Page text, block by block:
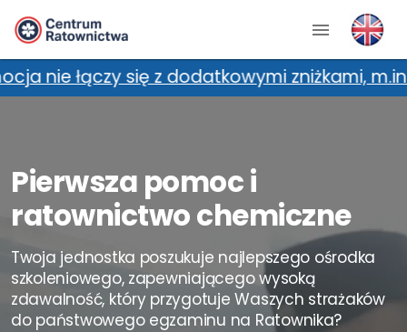
m.in. kartami zniżkowymi oraz promocją dla
Pierwsza pomoc i
ratownictwo chemiczne
Twoja jednostka poszukuje najlepszego ośrodka
szkoleniowego, zapewniającego wysoką
zdawalność, który przygotuje Waszych strażaków
do państwowego egzaminu na Ratownika?